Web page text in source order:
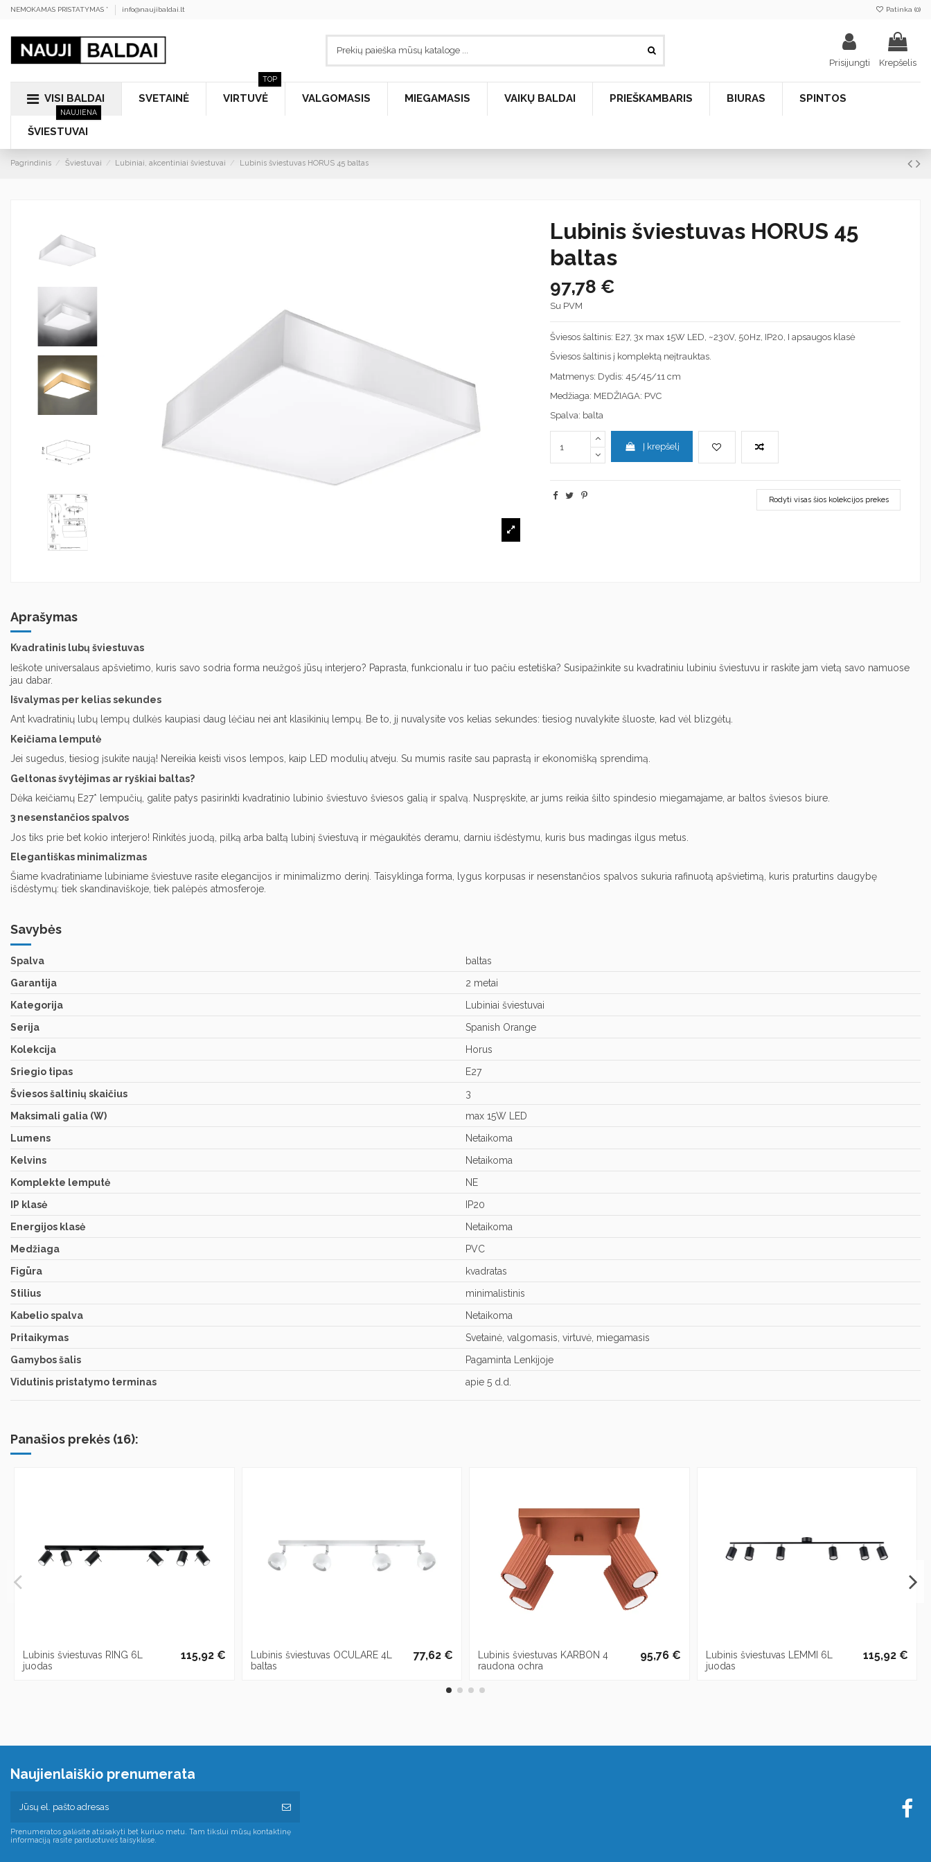
NEMOKAMAS PRISTATYMAS * info@naujibaldai.lt Patinka (0)
Prisijungti Krepšelis
VISI BALDAI SVETAINĖ VIRTUVĖ
TOP
VALGOMASIS MIEGAMASIS VAIKŲ BALDAI PRIEŠKAMBARIS BIURAS SPINTOS
ŠVIESTUVAI
NAUJIENA
Pagrindinis Šviestuvai Lubiniai, akcentiniai šviestuvai Lubinis šviestuvas HORUS 45 baltas
Lubinis šviestuvas HORUS 45
baltas
97,78 €
Su PVM
Šviesos šaltinis: E27, 3x max 15W LED, ~230V, 50Hz, IP20, I apsaugos klasė
Šviesos šaltinis į komplektą neįtrauktas.
Matmenys: Dydis: 45/45/11 cm
Medžiaga: MEDŽIAGA: PVC
Spalva: balta
Į krepšelį
Rodyti visas šios kolekcijos prekes
Aprašymas
Kvadratinis lubų šviestuvas
Ieškote universalaus apšvietimo, kuris savo sodria forma neužgoš jūsų interjero? Paprasta, funkcionalu ir tuo pačiu estetiška? Susipažinkite su kvadratiniu lubiniu šviestuvu ir raskite jam vietą savo namuose
jau dabar.
Išvalymas per kelias sekundes
Ant kvadratinių lubų lempų dulkės kaupiasi daug lėčiau nei ant klasikinių lempų. Be to, jį nuvalysite vos kelias sekundes: tiesiog nuvalykite šluoste, kad vėl blizgėtų.
Keičiama lemputė
Jei sugedus, tiesiog įsukite naują! Nereikia keisti visos lempos, kaip LED modulių atveju. Su mumis rasite sau paprastą ir ekonomišką sprendimą.
Geltonas švytėjimas ar ryškiai baltas?
Dėka keičiamų E27* lempučių, galite patys pasirinkti kvadratinio lubinio šviestuvo šviesos galią ir spalvą. Nuspręskite, ar jums reikia šilto spindesio miegamajame, ar baltos šviesos biure.
3 nesenstančios spalvos
Jos tiks prie bet kokio interjero! Rinkitės juodą, pilką arba baltą lubinį šviestuvą ir mėgaukitės deramu, darniu išdėstymu, kuris bus madingas ilgus metus.
Elegantiškas minimalizmas
Šiame kvadratiniame lubiniame šviestuve rasite elegancijos ir minimalizmo derinį. Taisyklinga forma, lygus korpusas ir nesenstančios spalvos sukuria rafinuotą apšvietimą, kuris praturtins daugybę
išdėstymų: tiek skandinaviškoje, tiek palėpės atmosferoje.
Savybės
Spalva
baltas
Garantija
2 metai
Kategorija
Lubiniai šviestuvai
Serija
Spanish Orange
Kolekcija
Horus
Sriegio tipas
E27
Šviesos šaltinių skaičius
3
Maksimali galia (W)
max 15W LED
Lumens
Netaikoma
Kelvins
Netaikoma
Komplekte lemputė
NE
IP klasė
IP20
Energijos klasė
Netaikoma
Medžiaga
PVC
Figūra
kvadratas
Stilius
minimalistinis
Kabelio spalva
Netaikoma
Pritaikymas
Svetainė, valgomasis, virtuvė, miegamasis
Gamybos šalis
Pagaminta Lenkijoje
Vidutinis pristatymo terminas
apie 5 d.d.
Panašios prekės (16):
Lubinis šviestuvas RING 6L
juodas
115,92 €
Lubinis šviestuvas OCULARE 4L
baltas
77,62 €
Lubinis šviestuvas KARBON 4
raudona ochra
95,76 €
Lubinis šviestuvas LEMMI 6L
juodas
115,92 €
Naujienlaiškio prenumerata
Prenumeratos galėsite atsisakyti bet kuriuo metu. Tam tikslui mūsų kontaktinę
informaciją rasite parduotuvės taisyklėse.